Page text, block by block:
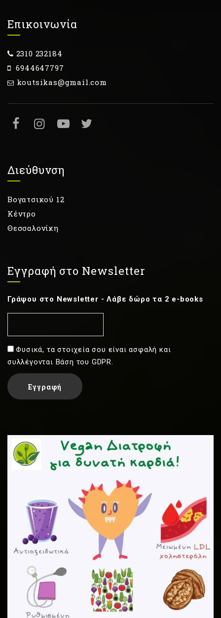
Επικοινωνία
2310 232184
6944647797
koutsikas@gmail.com
Διεύθυνση
Βογατσικού 12
Κέντρο
Θεσσαλονίκη
Εγγραφή στο Newsletter
Γράψου στο Newsletter - Λάβε δώρο τα 2 e-books
Φυσικά, τα στοιχεία σου είναι ασφαλή και
συλλέγονται Βάση του GDPR.